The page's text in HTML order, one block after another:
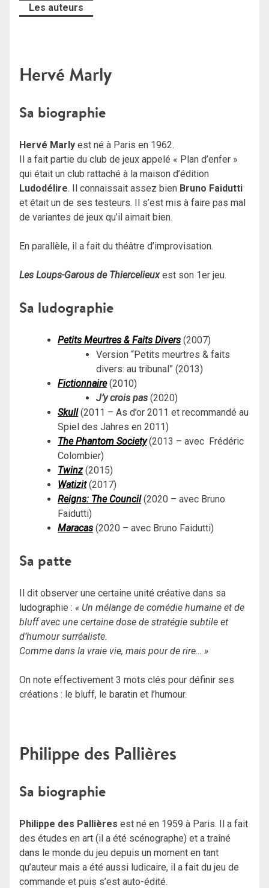
Les auteurs
Hervé Marly
Sa biographie
Hervé Marly est né à Paris en 1962.
Il a fait partie du club de jeux appelé « Plan d’enfer »
qui était un club rattaché à la maison d’édition
Ludodélire. Il connaissait assez bien Bruno Faidutti
et était un de ses testeurs. Il s’est mis à faire pas mal
de variantes de jeux qu’il aimait bien.
En parallèle, il a fait du théâtre d’improvisation.
Les Loups-Garous de Thiercelieuxest son 1er jeu.
Sa ludographie
Petits Meurtres & Faits Divers (2007)
Version “Petits meurtres & faits
divers: au tribunal” (2013)
Fictionnaire(2010)
J’y crois pas (2020)
Skull(2011 – As d’or 2011 et recommandé au
Spiel des Jahres en 2011)
The Phantom Society(2013 – avec Frédéric
Colombier)
Twinz(2015)
Watizit(2017)
Reigns: The Council(2020 – avec Bruno
Faidutti)
Maracas (2020 – avec Bruno Faidutti)
Sa patte
Il dit observer une certaine unité créative dans sa
ludographie : « Un mélange de comédie humaine et de
bluff avec une certaine dose de stratégie subtile et
d’humour surréaliste.
Comme dans la vraie vie, mais pour de rire… »
On note effectivement 3 mots clés pour définir ses
créations : le bluff, le baratin et l’humour.
Philippe des Pallières
Sa biographie
Philippe des Pallières est né en 1959 à Paris. Il a fait
des études en art (il a été scénographe) et a traîné
dans le monde du jeu depuis un moment en tant
qu’auteur mais a été aussi ludicaire, il a fait du jeu de
commande et puis s’est auto-édité.